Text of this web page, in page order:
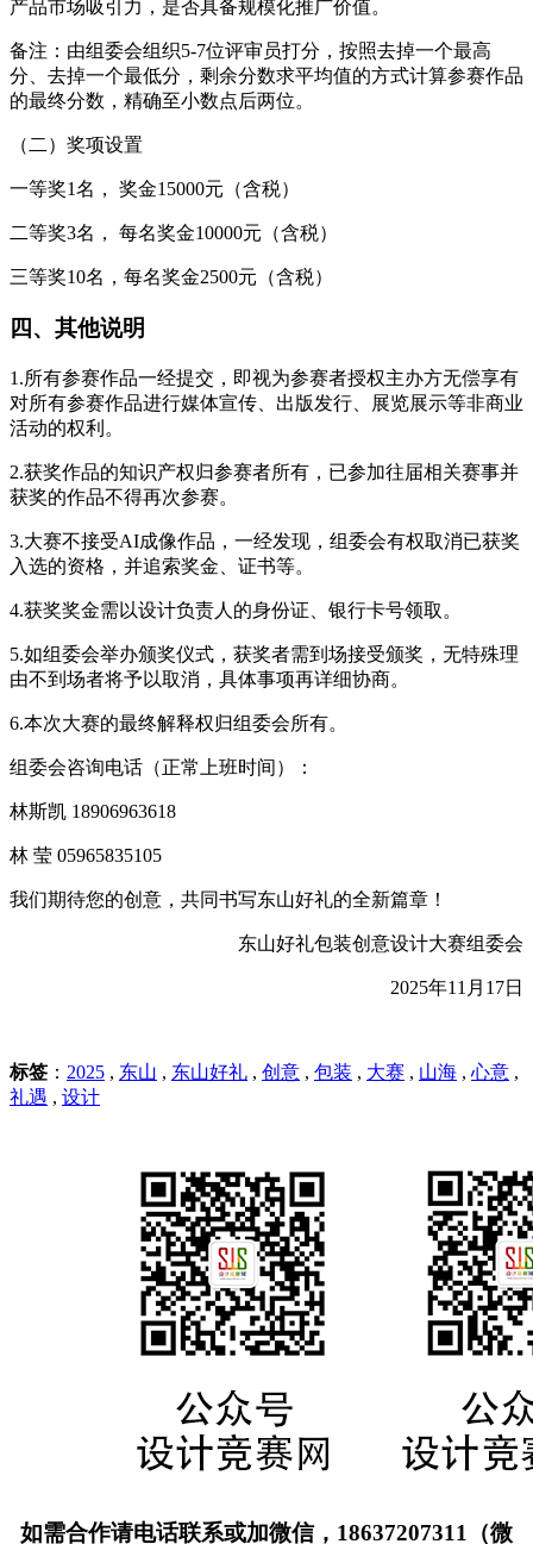
产品市场吸引力，是否具备规模化推广价值。
备注：由组委会组织5-7位评审员打分，按照去掉一个最高
分、去掉一个最低分，剩余分数求平均值的方式计算参赛作品
的最终分数，精确至小数点后两位。
（二）奖项设置
一等奖1名， 奖金15000元（含税）
二等奖3名， 每名奖金10000元（含税）
三等奖10名，每名奖金2500元（含税）
四、其他说明
1.所有参赛作品一经提交，即视为参赛者授权主办方无偿享有
对所有参赛作品进行媒体宣传、出版发行、展览展示等非商业
活动的权利。
2.获奖作品的知识产权归参赛者所有，已参加往届相关赛事并
获奖的作品不得再次参赛。
3.大赛不接受AI成像作品，一经发现，组委会有权取消已获奖
入选的资格，并追索奖金、证书等。
4.获奖奖金需以设计负责人的身份证、银行卡号领取。
5.如组委会举办颁奖仪式，获奖者需到场接受颁奖，无特殊理
由不到场者将予以取消，具体事项再详细协商。
6.本次大赛的最终解释权归组委会所有。
组委会咨询电话（正常上班时间）：
林斯凯 18906963618
林 莹 05965835105
我们期待您的创意，共同书写东山好礼的全新篇章！
东山好礼包装创意设计大赛组委会
2025年11月17日
标签 ： 2025 , 东山 , 东山好礼 , 创意 , 包装 , 大赛 , 山海 , 心意 ,
礼遇 , 设计
如需合作请电话联系或加微信，18637207311（微